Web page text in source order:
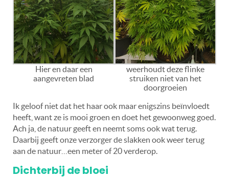
Hier en daar een
aangevreten blad
weerhoudt deze flinke
struiken niet van het
doorgroeien
Ik geloof niet dat het haar ook maar enigszins beïnvloedt
heeft, want ze is mooi groen en doet het gewoonweg goed.
Ach ja, de natuur geeft en neemt soms ook wat terug.
Daarbij geeft onze verzorger de slakken ook weer terug
aan de natuur…een meter of 20 verderop.
Dichterbij de bloei